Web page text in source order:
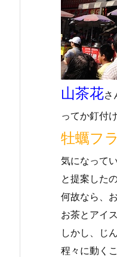
山茶花さ
ってか釘付
牡蠣フ
気になって
と提案した
何故なら、
お茶とアイ
しかし、じ
程々に動く